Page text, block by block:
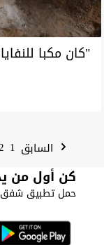
"كان مكبا
السابق 1
كن أول من
حمل تطبيق شفق